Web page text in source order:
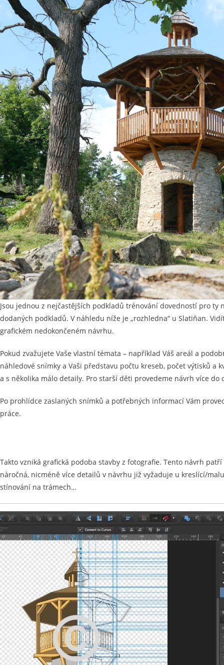
Jsou jednou z nejčastějších podkladů trénování dovedností pro ty
dodaných podkladů. V náhledu níže je „rozhledna“ u Slatiňan.
grafickém nedokončeném návrhu.
Pokud zvažujete Vaše vlastní témata – například Váš areál a
náhledové snímky a Vaši představu počtu kreseb, počet výtisků
a s několika málo detaily. Pro starší děti provedeme návrh více
Po prohlídce zaslaných snímků a potřebných informací Vám
práce.
Takto vzniká grafická podoba stavby z fotografie. Tento návrh
náročná, nicméně více detailů v návrhu již vyžaduje u kreslící/
stínování na trámech…